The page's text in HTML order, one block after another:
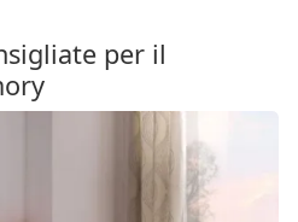
per il